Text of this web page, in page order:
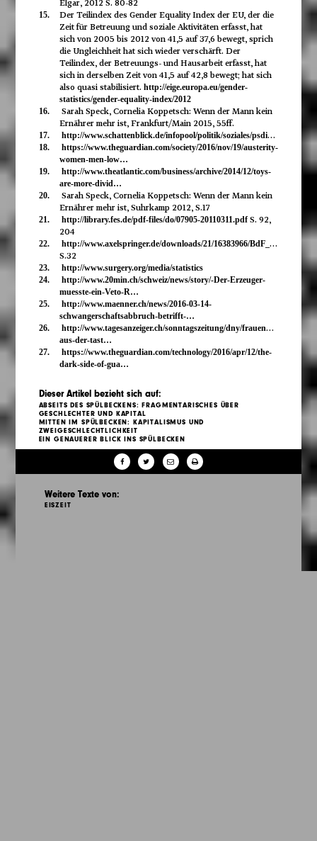
Elgar, 2012 S. 80-82
15.
Der Teilindex des Gender Equality Index der EU, der die
Zeit für Betreuung und soziale Aktivitäten erfasst, hat
sich von 2005 bis 2012 von 41,5 auf 37,6 bewegt, sprich
die Ungleichheit hat sich wieder verschärft. Der
Teilindex, der Betreuungs- und Hausarbeit erfasst, hat
sich in derselben Zeit von 41,5 auf 42,8 bewegt; hat sich
also quasi stabilisiert. http://eige.europa.eu/gender-
statistics/gender-equality-index/2012
16.
Sarah Speck, Cornelia Koppetsch: Wenn der Mann kein
Ernährer mehr ist, Frankfurt/Main 2015, 55ff.
17.
http://www.schattenblick.de/infopool/politik/soziales/psdis013.html
18.
https://www.theguardian.com/society/2016/nov/19/austerity-
women-men-low…
19.
http://www.theatlantic.com/business/archive/2014/12/toys-
are-more-divid…
20.
Sarah Speck, Cornelia Koppetsch: Wenn der Mann kein
Ernährer mehr ist, Suhrkamp 2012, S.17
21. http://library.fes.de/pdf-files/do/07905-20110311.pdfS. 92,
204
22. http://www.axelspringer.de/downloads/21/16383966/BdF_Studie_Ma__776_nne…
S.32
23.
http://www.surgery.org/media/statistics
24.
http://www.20min.ch/schweiz/news/story/-Der-Erzeuger-
muesste-ein-Veto-R…
25.
http://www.maenner.ch/news/2016-03-14-
schwangerschaftsabbruch-betrifft-…
26.
http://www.tagesanzeiger.ch/sonntagszeitung/dny/frauenhass-
aus-der-tast…
27.
https://www.theguardian.com/technology/2016/apr/12/the-
dark-side-of-gua…
Dieser Artikel bezieht sich auf:
ABSEITS DES SPÜLBECKENS: FRAGMENTARISCHES ÜBER
GESCHLECHTER UND KAPITAL
MITTEN IM SPÜLBECKEN: KAPITALISMUS UND
ZWEIGESCHLECHTLICHKEIT
EIN GENAUERER BLICK INS SPÜLBECKEN
Weitere Texte von:
EISZEIT